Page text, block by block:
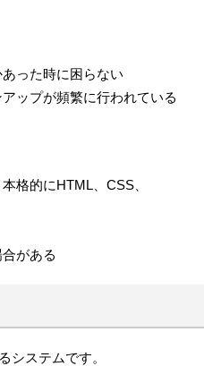
った時に困らない
ップが頻繁に行われている
格的にHTML、CSS、
がある
システムです。